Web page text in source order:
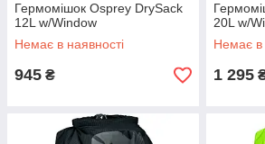
Гермомішок Osprey DrySack
12L w/Window
Немає в наявності
945 ₴
20L w/
Немає в
1 295